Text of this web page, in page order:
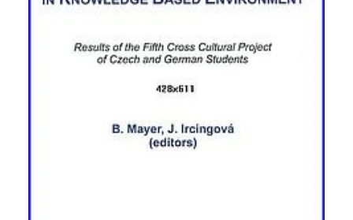
Für performante Seitenauslieferung wird in diesem Cookie
gespeichert, ob man eingeloggt ist.